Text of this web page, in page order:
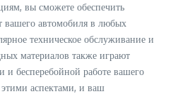
вы сможете обеспечить
вашего автомобиля в любых
техническое обслуживание и
материалов также играют
и бесперебойной работе вашего
этими аспектами, и ваш